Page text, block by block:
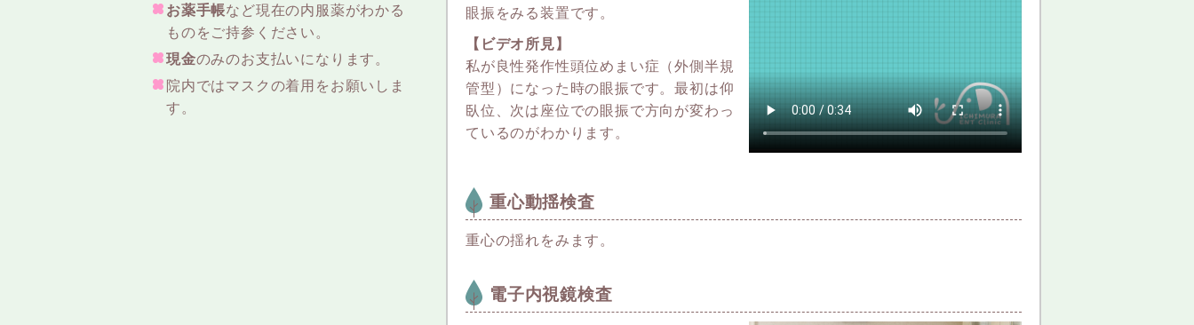
眼振をみる装置です。
【ビデオ所見】
私が良性発作性頭位めまい症（外側半規
管型）になった時の眼振です。最初は仰
臥位、次は座位での眼振で方向が変わっ
ているのがわかります。
重心動揺検査
重心の揺れをみます。
電子内視鏡検査
お薬手帳など現在の内服薬がわかる
ものをご持参ください。
現金のみのお支払いになります。
院内ではマスクの着用をお願いしま
す。